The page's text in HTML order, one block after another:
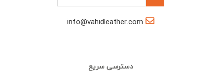
info@vahidleather.com
دسترسی سریع